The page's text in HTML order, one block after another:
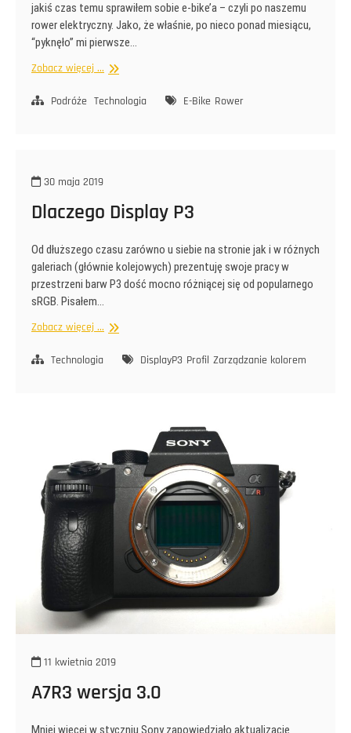
jakiś czas temu sprawiłem sobie e-bike’a – czyli po naszemu
rower elektryczny. Jako, że właśnie, po nieco ponad miesiącu,
“pyknęło” mi pierwsze…
Zobacz więcej ... Pierwszy
na
Podróże Technologia E-Bike Rower
30 maja 2019
Dlaczego Display P3
Od dłuższego czasu zarówno u siebie na stronie jak i w różnych
galeriach (głównie kolejowych) prezentuję swoje pracy w
przestrzeni barw P3 dość mocno różniącej się od popularnego
sRGB. Pisałem…
Zobacz więcej ... Dlaczego
Technologia DisplayP3 Profil Zarządzanie kolorem
11 kwietnia 2019
A7R3 wersja 3.0
Mniej więcej w styczniu Sony zapowiedziało aktualizację